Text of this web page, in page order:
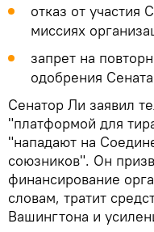
отказ от
миссиях
запрет на
одобрения
Сенатор Ли заявил
"платформой для
"нападают на
союзников". Он
финансирование
словам, тратит
Вашингтона и